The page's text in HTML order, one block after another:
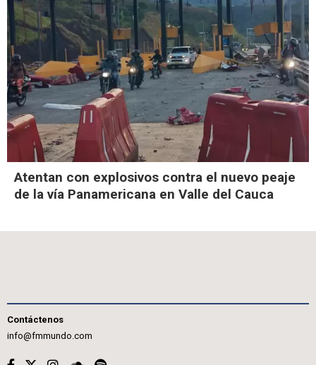
Atentan con explosivos contra el nuevo peaje
de la vía Panamericana en Valle del Cauca
Contáctenos
info@fmmundo.com